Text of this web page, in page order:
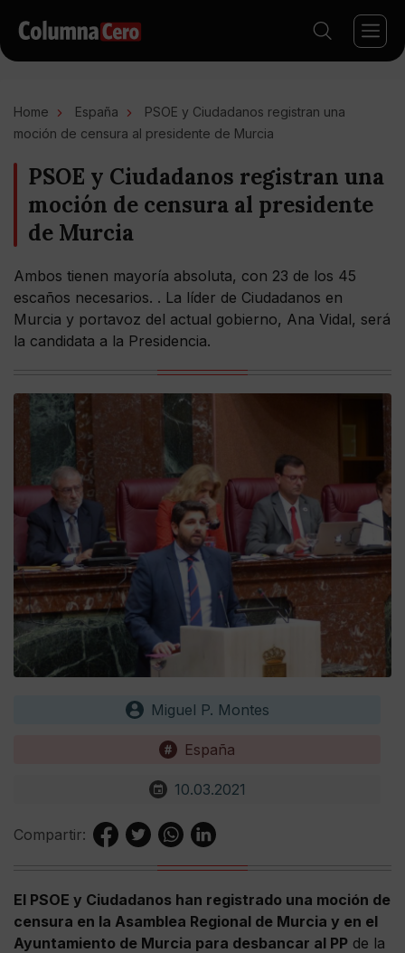
Home España
PSOE y Ciudadanos registran una
moción de censura al presidente de Murcia
PSOE y Ciudadanos registran una
moción de censura al presidente
de Murcia
Ambos tienen mayoría absoluta, con 23 de los 45
escaños necesarios. . La líder de Ciudadanos en
Murcia y portavoz del actual gobierno, Ana Vidal, será
la candidata a la Presidencia.
Miguel P. Montes
España
10.03.2021
Compartir:
El PSOE y Ciudadanos han registrado una moción de
censura en la Asamblea Regional de Murcia y en el
Ayuntamiento de Murcia para desbancar al PP de la